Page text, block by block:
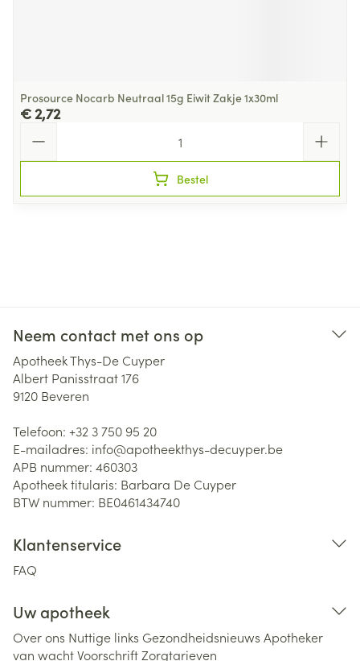
Prosource Nocarb Neutraal 15g Eiwit Zakje 1x30ml
€ 2,72
Bestel
Neem contact met ons op
Apotheek Thys-De Cuyper
Albert Panisstraat 176
9120 Beveren
Telefoon: +32 3 750 95 20
E-mailadres: info@apotheekthys-decuyper.be
APB nummer: 460303
Apotheek titularis: Barbara De Cuyper
BTW nummer: BE0461434740
Klantenservice
FAQ
Uw apotheek
Over ons Nuttige links Gezondheidsnieuws Apotheker
van wachtVoorschriftZorgtarieven